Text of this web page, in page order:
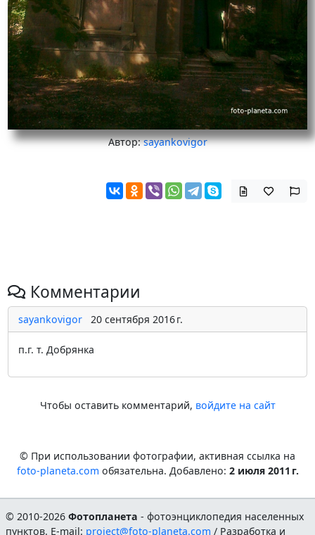
Автор:sayankovigor
Комментарии
sayankovigor 20 сентября 2016 г.
п.г. т. Добрянка
Чтобы оставить комментарий, войдите на сайт
© При использовании фотографии, активная ссылка на
foto-planeta.com обязательна. Добавлено: 2 июля 2011 г.
© 2010-2026Фотопланета - фотоэнциклопедия населенных
пунктов. E-mail: project@foto-planeta.com / Разработка и